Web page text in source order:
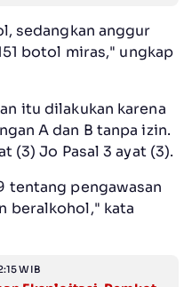
sedangkan anggur
botol miras," ungkap
itu dilakukan karena
A dan B tanpa izin.
(3) Jo Pasal 3 ayat (3).
tentang pengawasan
beralkohol," kata
WIB